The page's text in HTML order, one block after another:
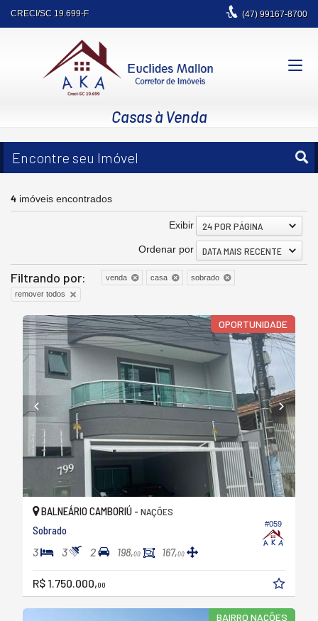
CRECI/SC 19.699-F (47)99167-8700
Casas à Venda
Encontre seu Imóvel
4 imóveis encontrados
Exibir 24 POR PÁGINA
Ordenar por DATA MAIS RECENTE
Filtrando por: venda casa
sobrado
remover todos
OPORTUNIDADE
#059
BALNEÁRIO CAMBORIÚ - NAÇÕES
Sobrado
3 3 2 198,00 167,00
R$ 1.750.000,00
BAIRRO NAÇÕES